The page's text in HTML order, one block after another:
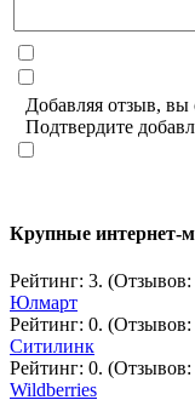
Добавляя отзыв, вы
Подтвердите
Крупные интернет-
Рейтинг: 3. (Отзывов:
Юлмарт
Рейтинг: 0. (Отзывов:
Ситилинк
Рейтинг: 0. (Отзывов:
Wildberries